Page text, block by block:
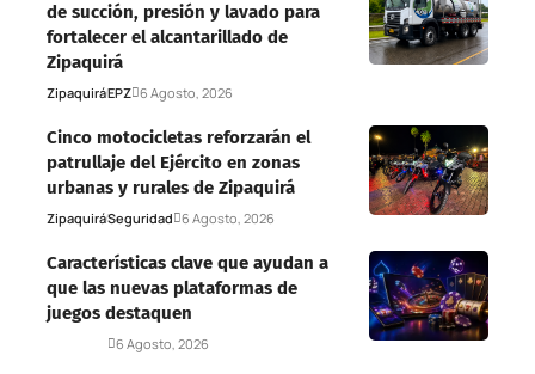
de succión, presión y lavado para
fortalecer el alcantarillado de
Zipaquirá
ZipaquiráEPZ 6 Agosto, 2026
Cinco motocicletas reforzarán el
patrullaje del Ejército en zonas
urbanas y rurales de Zipaquirá
ZipaquiráSeguridad 6 Agosto, 2026
Características clave que ayudan a
que las nuevas plataformas de
juegos destaquen
6 Agosto, 2026